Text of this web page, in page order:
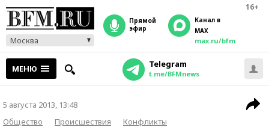
16+
Москва
прямой
эфир
Канал в
MAX
max.ru/bfm
МЕНЮ Telegram
t.me/BFMnews
5 августа 2013, 13:48
Общество
Происшествия Конфликты